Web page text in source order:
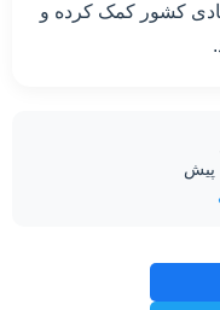
کشور کمک کرده و